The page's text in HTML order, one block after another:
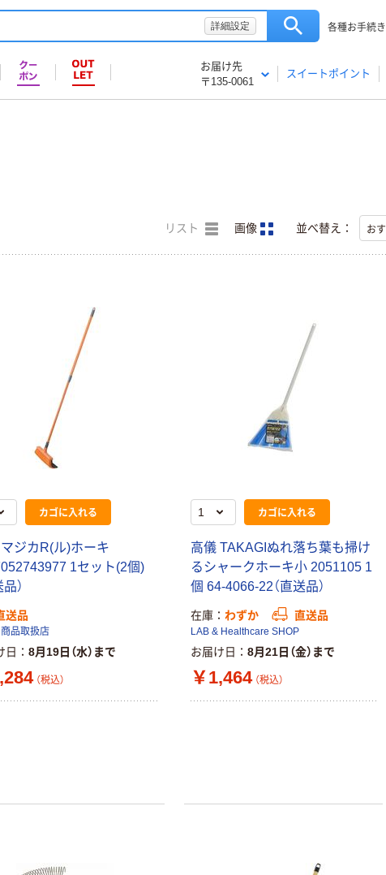
詳細設定 各種お手続き
お届け先
〒135-0061
スイートポイント
リスト 画像 並べ替え：
カゴに入れる
ジカR(ル)ホーキ
1セット(2個)
）
送品
品取扱店
日 8月19日（水）まで
（税込）
カゴに入れる
高儀 TAKAGIぬれ落ち葉も掃け
るシャークホーキ小 2051105 1
個 64-4066-22（直送品）
在庫 わずか 直送品
LAB & Healthcare SHOP
お届け日 8月21日（金）まで
￥1,464 （税込）